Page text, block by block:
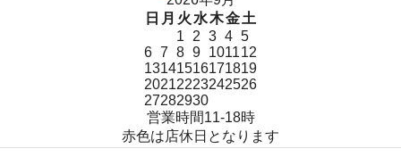
日 月 火 水木金土
1
2 3 4 5
6 7 8 9 101112
13141516171819
20212223242526
27282930
営業時間11-18時
赤色は店休日となります